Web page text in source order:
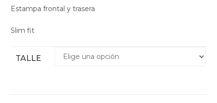
Estampa frontal y trasera
Slim fit
TALLE